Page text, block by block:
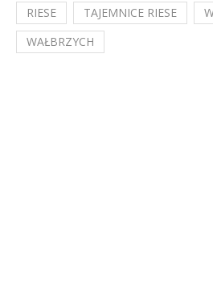
RIESE
TAJEMNICE RIESE
WAŁBRZYCH